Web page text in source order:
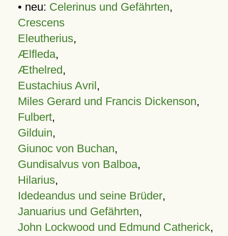
• neu: Celerinus und Gefährten,
Crescens
Eleutherius,
Ælfleda,
Æthelred,
Eustachius Avril,
Miles Gerard und Francis Dickenson,
Fulbert,
Gilduin,
Giunoc von Buchan,
Gundisalvus von Balboa,
Hilarius,
Idedeandus und seine Brüder,
Januarius und Gefährten,
John Lockwood und Edmund Catherick,